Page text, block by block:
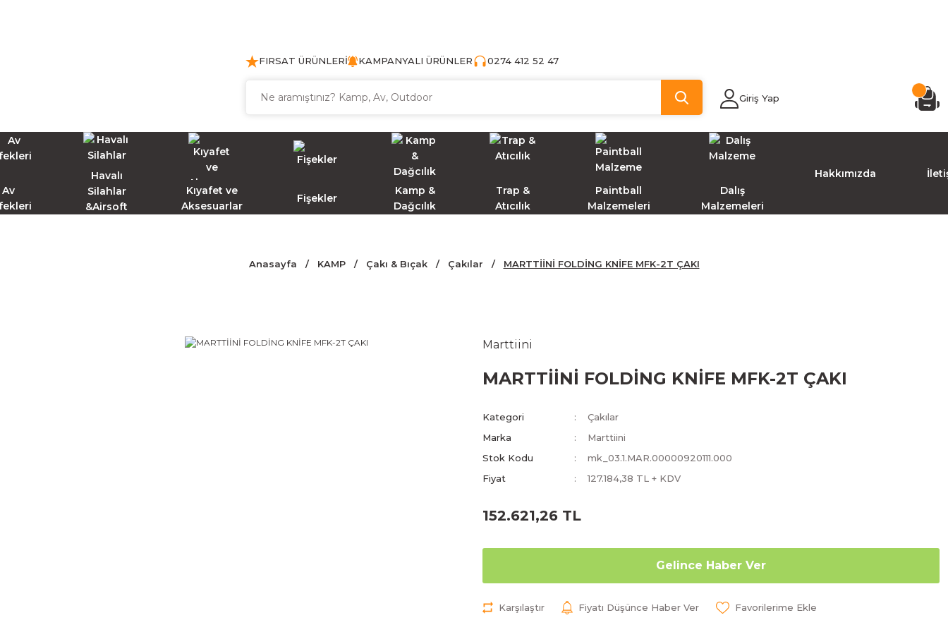
FIRSAT ÜRÜNLERİ KAMPANYALI ÜRÜNLER 0274 412 52 47
Giriş Yap
Av
Havalı
Silahlar
&Airsoft
Kıyafet ve
Aksesuarlar
Fişekler
Kamp &
Dağcılık
Trap &
Atıcılık
Paintball
Malzemeleri
Dalış
Malzemeleri
Hakkımızda
Anasayfa KAMP Çakı & Bıçak Çakılar MARTTİİNİ FOLDİNG KNİFE MFK-2T ÇAKI
Marttiini
MARTTİİNİ FOLDİNG KNİFE MFK-2T ÇAKI
Kategori
Çakılar
Marka
Marttiini
Stok Kodu
mk_03.1.MAR.00000920111.000
Fiyat
127.184,38 TL + KDV
152.621,26 TL
Gelince Haber Ver
Karşılaştır Fiyatı Düşünce Haber Ver